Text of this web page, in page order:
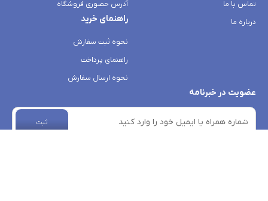
تماس با ما
درباره ما
آدرس حضوری فروشگاه
راهنمای خرید
نحوه ثبت سفارش
راهنمای پرداخت
نحوه ارسال سفارش
عضویت در خبرنامه
ثبت